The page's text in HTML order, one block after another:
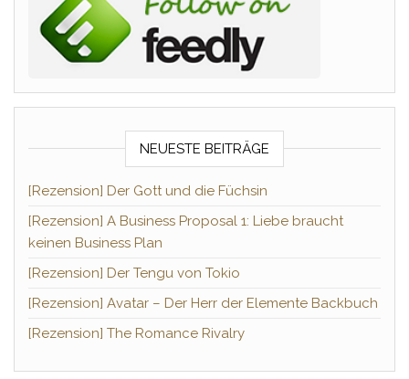
NEUESTE BEITRÄGE
[Rezension] Der Gott und die Füchsin
[Rezension] A Business Proposal 1: Liebe braucht
keinen Business Plan
[Rezension] Der Tengu von Tokio
[Rezension] Avatar – Der Herr der Elemente Backbuch
[Rezension] The Romance Rivalry